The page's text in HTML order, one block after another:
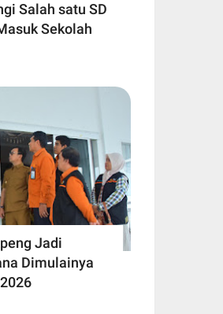
Salah satu SD
Sekolah
Jadi
Dimulainya